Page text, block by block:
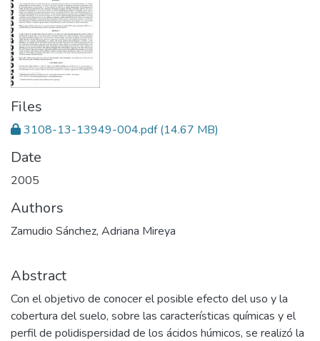
Files
3108-13-13949-004.pdf(14.67 MB)
Date
2005
Authors
Zamudio Sánchez, Adriana Mireya
Abstract
Con el objetivo de conocer el posible efecto del uso y la
cobertura del suelo, sobre las características químicas y el
perfil de polidispersidad de los ácidos húmicos, se realizó la